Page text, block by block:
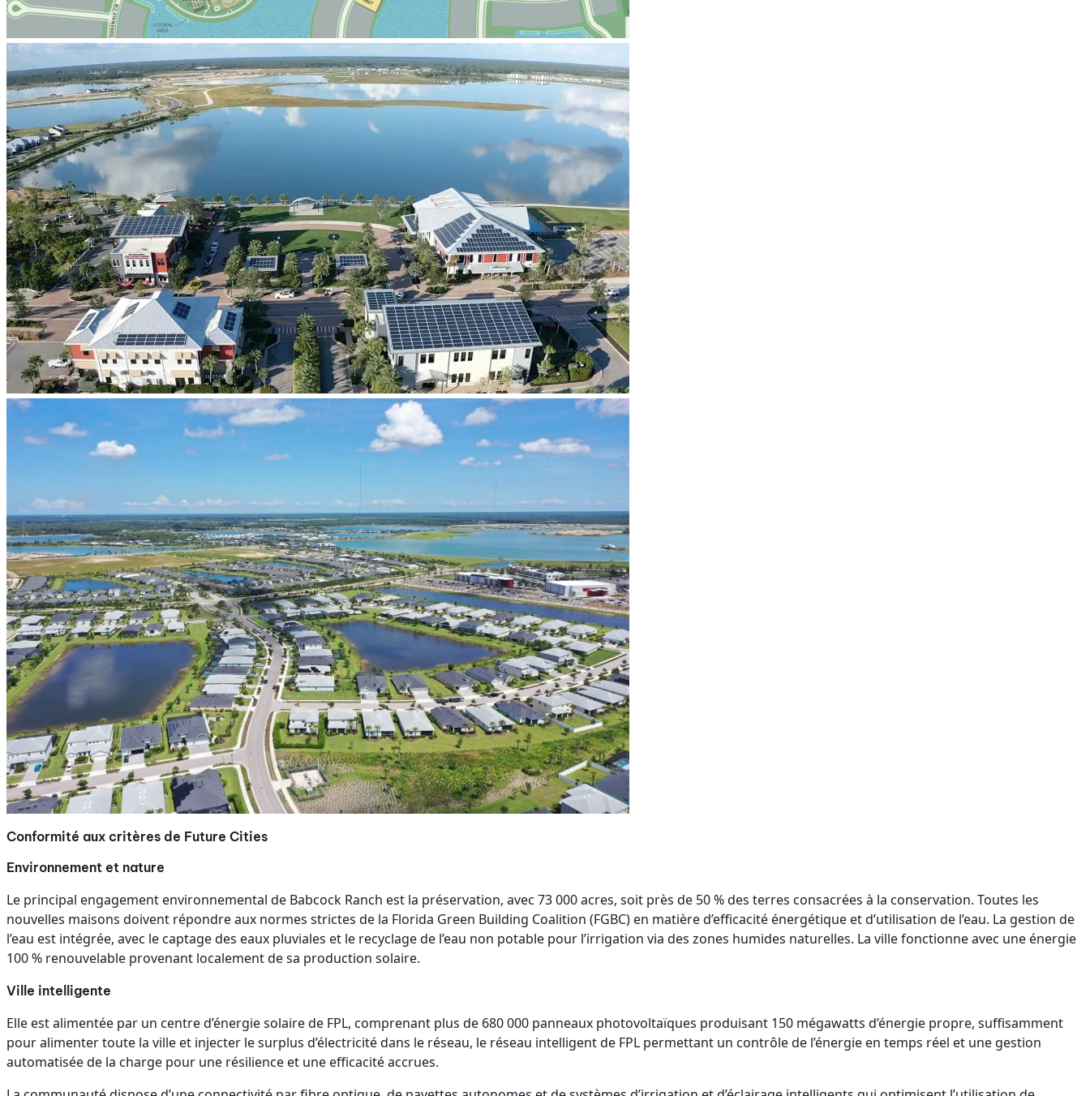
Conformité aux critères de Future Cities
Environnement et nature
Le principal engagement environnemental de Babcock Ranch est la préservation, avec 73 000 acres, soit près de 50 % des terres consacrées à la conservation. Toutes les
nouvelles maisons doivent répondre aux normes strictes de la Florida Green Building Coalition (FGBC) en matière d’efficacité énergétique et d’utilisation de l’eau. La gestion de
l’eau est intégrée, avec le captage des eaux pluviales et le recyclage de l’eau non potable pour l’irrigation via des zones humides naturelles. La ville fonctionne avec une énergie
100 % renouvelable provenant localement de sa production solaire.
Ville intelligente
Elle est alimentée par un centre d’énergie solaire de FPL, comprenant plus de 680 000 panneaux photovoltaïques produisant 150 mégawatts d’énergie propre, suffisamment
pour alimenter toute la ville et injecter le surplus d’électricité dans le réseau, le réseau intelligent de FPL permettant un contrôle de l’énergie en temps réel et une gestion
automatisée de la charge pour une résilience et une efficacité accrues.